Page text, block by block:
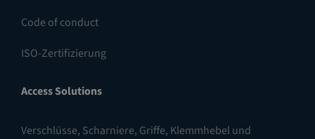
Code of conduct
ISO-Zertifizierung
Access Solutions
Verschlüsse, Scharniere, Griffe, Klemmhebel und